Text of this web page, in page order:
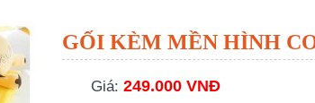
GỐI KÈM MỀN HÌNH
Giá: 249.000 VNĐ